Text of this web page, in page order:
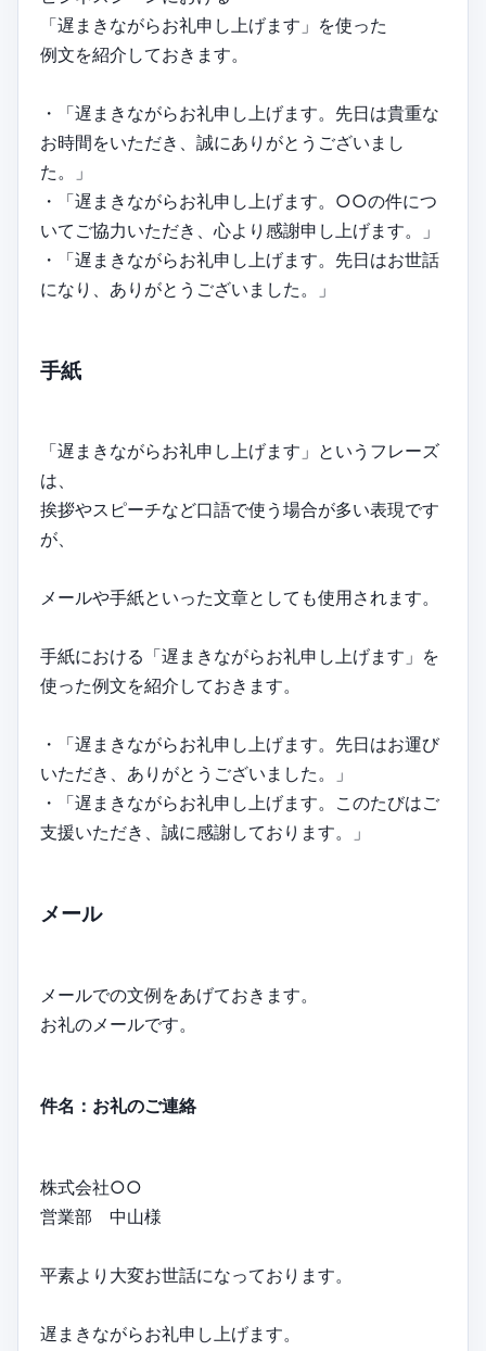
「遅まきながらお礼申し上げます」を使った
例文を紹介しておきます。
・「遅まきながらお礼申し上げます。先日は貴重な
お時間をいただき、誠にありがとうございまし
た。」
・「遅まきながらお礼申し上げます。○○の件につ
いてご協力いただき、心より感謝申し上げます。」
・「遅まきながらお礼申し上げます。先日はお世話
になり、ありがとうございました。」
手紙
「遅まきながらお礼申し上げます」というフレーズ
は、
挨拶やスピーチなど口語で使う場合が多い表現です
が、
メールや手紙といった文章としても使用されます。
手紙における「遅まきながらお礼申し上げます」を
使った例文を紹介しておきます。
・「遅まきながらお礼申し上げます。先日はお運び
いただき、ありがとうございました。」
・「遅まきながらお礼申し上げます。このたびはご
支援いただき、誠に感謝しております。」
メール
メールでの文例をあげておきます。
お礼のメールです。
件名：お礼のご連絡
株式会社○○
営業部 中山様
平素より大変お世話になっております。
遅まきながらお礼申し上げます。